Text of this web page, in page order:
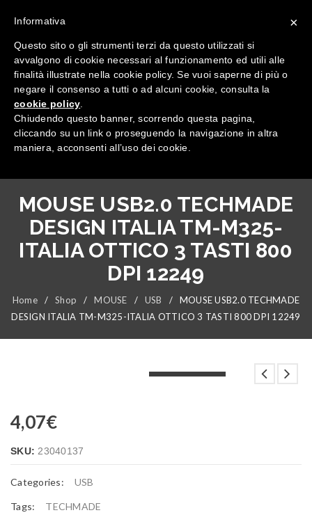
Tutte le categorie
MOUSE USB2.0 TECHMADE
DESIGN ITALIA TM-M325-
ITALIA OTTICO 3 TASTI 800
DPI 12249
Home / Shop / MOUSE / USB /
MOUSE USB2.0 TECHMADE
DESIGN ITALIA TM-M325-ITALIA OTTICO 3 TASTI 800 DPI 12249
4,07€
SKU: 23040137
Categories: USB
Tags: TECHMADE
×
Informativa
Questo sito o gli strumenti terzi da questo utilizzati si
avvalgono di cookie necessari al funzionamento ed utili alle
finalità illustrate nella cookie policy. Se vuoi saperne di più o
negare il consenso a tutti o ad alcuni cookie, consulta la
cookie policy
Chiudendo questo banner, scorrendo questa pagina,
cliccando su un link o proseguendo la navigazione in altra
maniera, acconsenti all’uso dei cookie.